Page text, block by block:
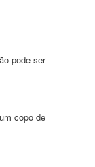
pode ser
copo de